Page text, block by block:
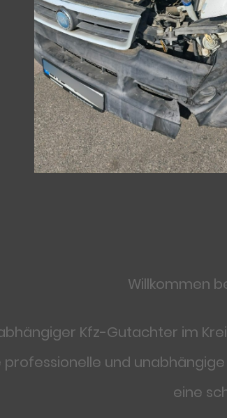
Willkommen
Kfz-Gutachter im
professionelle und
eine